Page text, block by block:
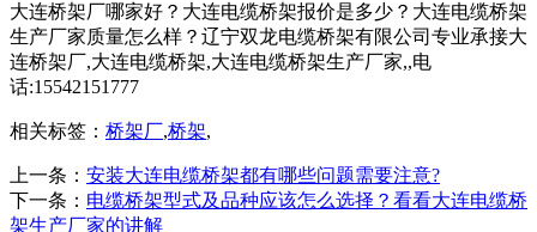
大连桥架厂哪家好？大连电缆桥架报价是多少？大连电缆桥架
生产厂家质量怎么样？辽宁双龙电缆桥架有限公司专业承接大
连桥架厂,大连电缆桥架,大连电缆桥架生产厂家,,电
话:15542151777
相关标签： 桥架厂,桥架,
上一条： 安装大连电缆桥架都有哪些问题需要注意?
下一条： 电缆桥架型式及品种应该怎么选择？看看大连电缆桥
架生产厂家的讲解